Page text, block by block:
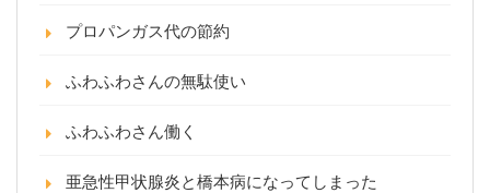
プロパンガス代の節約
ふわふわさんの無駄使い
ふわふわさん働く
亜急性甲状腺炎と橋本病になってしまった